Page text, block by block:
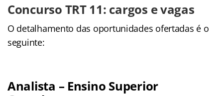
Concurso TRT 11: cargos e vagas
O detalhamento das oportunidades ofertadas é o
seguinte:
Analista – Ensino Superior